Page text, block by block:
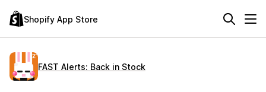
Shopify App Store
FAST Alerts: Back in Stock